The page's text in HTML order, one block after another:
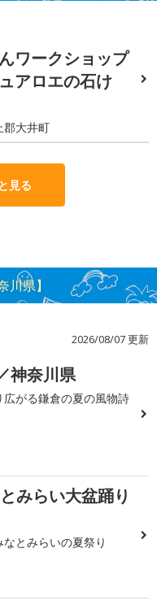
ワークショップ
アロエの石け
郡大井町
見る
県】
2026/08/07 更新
神奈川県
がる鎌倉の夏の風物詩
みらい大盆踊り
とみらいの夏祭り